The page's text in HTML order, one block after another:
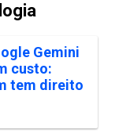
Gemini
custo:
tem direito